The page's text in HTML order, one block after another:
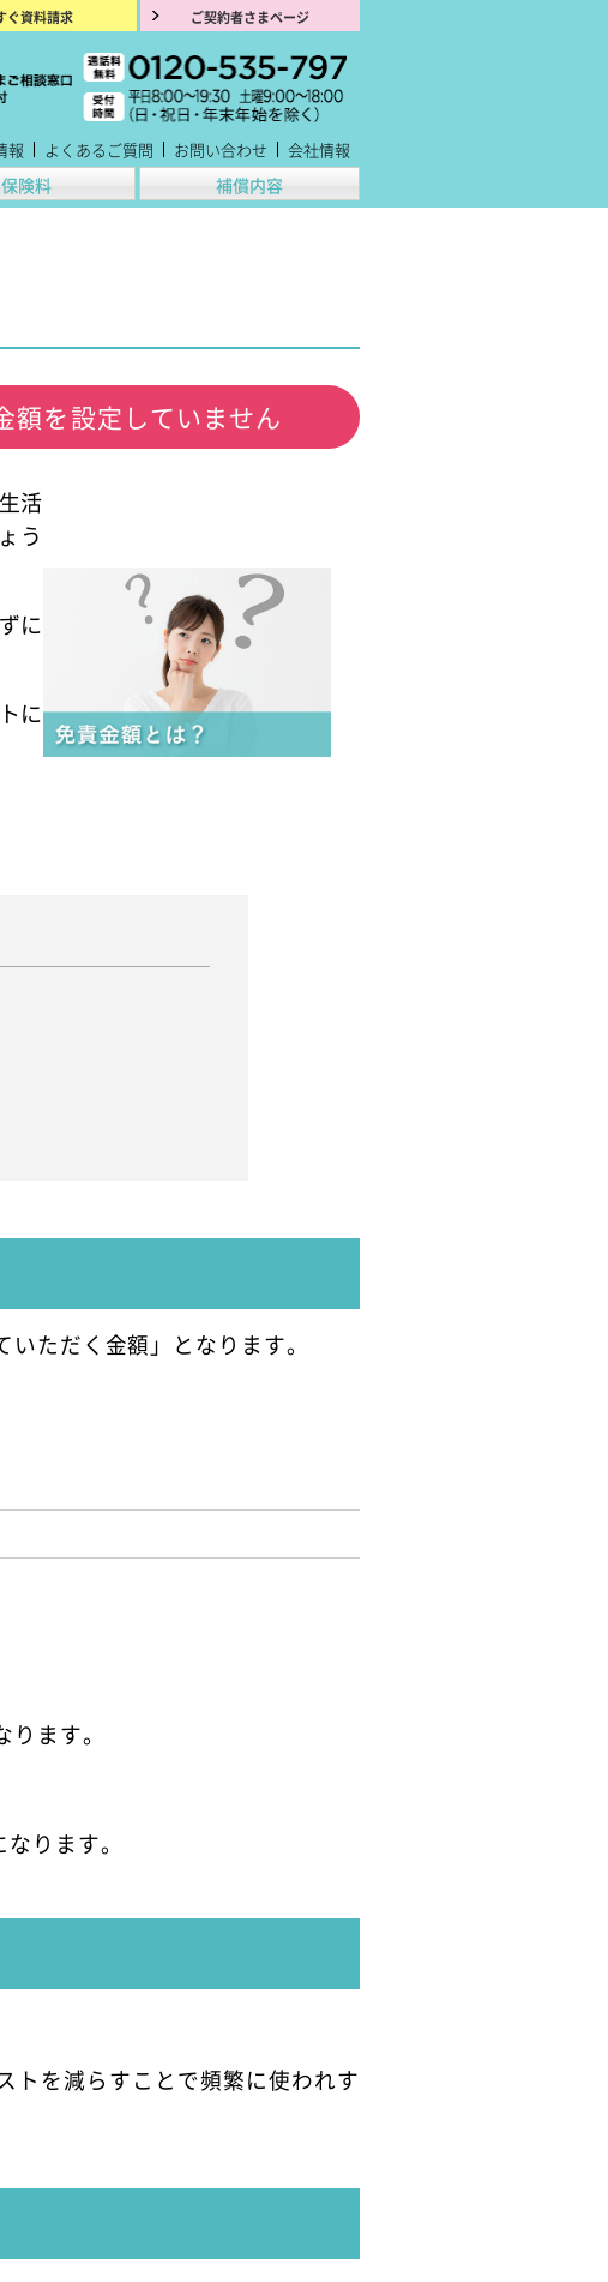
ぐ資料請求 ご契約者さまページ
保険料 補償内容
報 よくあるご質問 お問い合わせ 会社情報
額を設定していません
活
う
に
に
ただく金額」となります。
ます。
ります。
トを減らすことで頻繁に使われす